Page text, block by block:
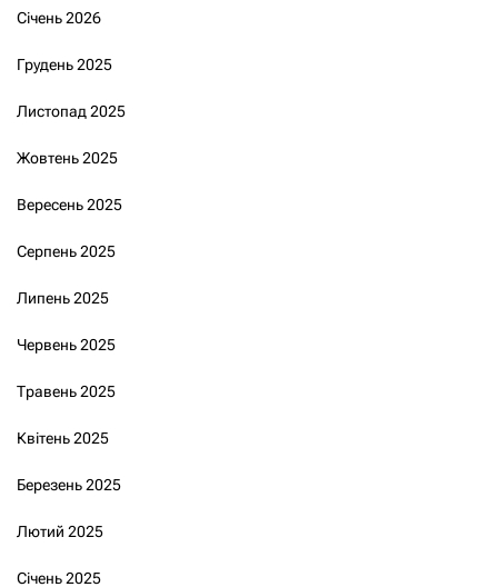
Січень 2026
Грудень 2025
Листопад 2025
Жовтень 2025
Вересень 2025
Серпень 2025
Липень 2025
Червень 2025
Травень 2025
Квітень 2025
Березень 2025
Лютий 2025
Січень 2025